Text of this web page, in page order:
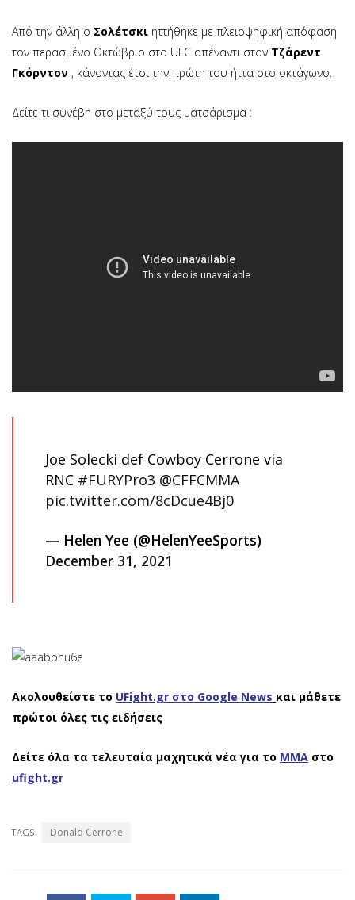
Από την άλλη ο Σολέτσκι ηττήθηκε με πλειοψηφική απόφαση
τον περασμένο Οκτώβριο στο UFC απέναντι στον Τζάρεντ
Γκόρντον , κάνοντας έτσι την πρώτη του ήττα στο οκτάγωνο.
Δείτε τι συνέβη στο μεταξύ τους ματσάρισμα :
Joe Solecki def Cowboy Cerrone via
RNC #FURYPro3 @CFFCMMA
pic.twitter.com/8cDcue4Bj0
— Helen Yee (@HelenYeeSports)
December 31, 2021
Ακολουθείστε το UFight.gr στο Google News και μάθετε
πρώτοι όλες τις ειδήσεις
Δείτε όλα τα τελευταία μαχητικά νέα για το ΜΜΑ στο
ufight.gr
TAGS: Donald Cerrone